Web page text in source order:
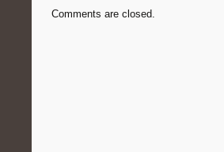
Comments are closed.